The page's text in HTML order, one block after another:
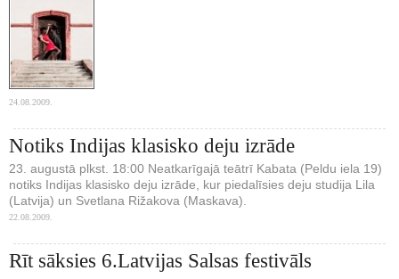
24.08.2009.
Notiks Indijas klasisko deju izrāde
23. augustā plkst. 18:00 Neatkarīgajā teātrī Kabata (Peldu iela 19)
notiks Indijas klasisko deju izrāde, kur piedalīsies deju studija Lila
(Latvija) un Svetlana Rižakova (Maskava).
22.08.2009.
Rīt sāksies 6.Latvijas Salsas festivāls